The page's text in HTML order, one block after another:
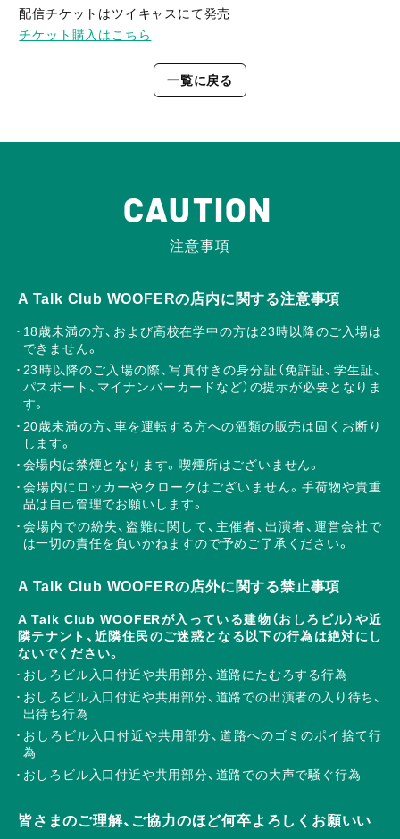
配信チケットはツイキャスにて発売
チケット購入はこちら
一覧に戻る
CAUTION
注意事項
A Talk Club WOOFERの店内に関する注意事項
18歳未満の方、および高校在学中の方は23時以降のご入場は
できません。
23時以降のご入場の際、写真付きの身分証（免許証、学生証、
パスポート、マイナンバーカードなど）の提示が必要となりま
す。
20歳未満の方、車を運転する方への酒類の販売は固くお断り
します。
会場内は禁煙となります。喫煙所はございません。
会場内にロッカーやクロークはございません。手荷物や貴重
品は自己管理でお願いします。
会場内での紛失、盗難に関して、主催者、出演者、運営会社で
は一切の責任を負いかねますので予めご了承ください。
A Talk Club WOOFERの店外に関する禁止事項
A Talk Club WOOFERが入っている建物（おしろビル）や近
隣テナント、近隣住民のご迷惑となる以下の行為は絶対にし
ないでください。
おしろビル入口付近や共用部分、道路にたむろする行為
おしろビル入口付近や共用部分、道路での出演者の入り待ち、
出待ち行為
おしろビル入口付近や共用部分、道路へのゴミのポイ捨て行
為
おしろビル入口付近や共用部分、道路での大声で騒ぐ行為
皆さまのご理解、ご協力のほど何卒よろしくお願いい